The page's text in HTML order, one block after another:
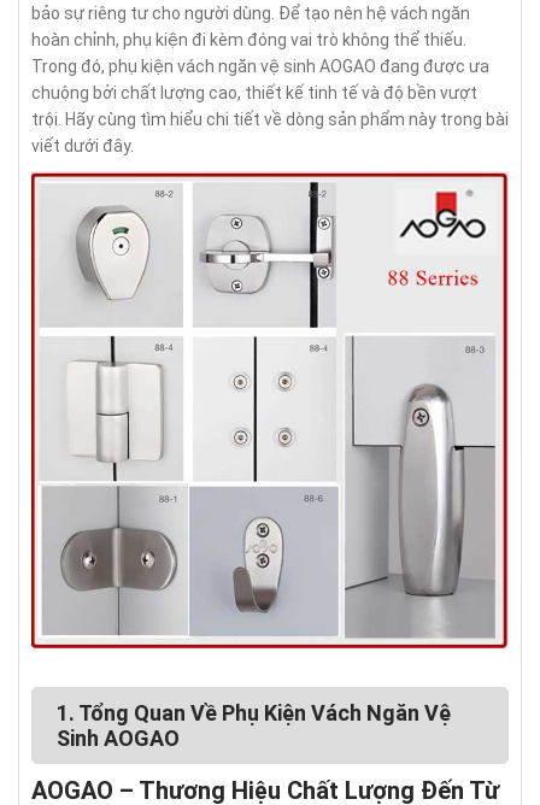
bảo sự riêng tư cho người dùng. Để tạo nên hệ vách ngăn
hoàn chỉnh, phụ kiện đi kèm đóng vai trò không thể thiếu.
Trong đó, phụ kiện vách ngăn vệ sinh AOGAO đang được ưa
chuộng bởi chất lượng cao, thiết kế tinh tế và độ bền vượt
trội. Hãy cùng tìm hiểu chi tiết về dòng sản phẩm này trong bài
viết dưới đây.
1. Tổng Quan Về Phụ Kiện Vách Ngăn Vệ
Sinh AOGAO
AOGAO – Thương Hiệu Chất Lượng Đến Từ